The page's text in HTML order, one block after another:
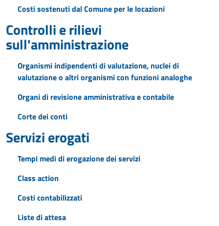
Costi sostenuti dal Comune per le locazioni
Controlli e rilievi
sull'amministrazione
Organismi indipendenti di valutazione, nuclei di
valutazione o altri organismi con funzioni analoghe
Organi di revisione amministrativa e contabile
Corte dei conti
Servizi erogati
Tempi medi di erogazione dei servizi
Class action
Costi contabilizzati
Liste di attesa